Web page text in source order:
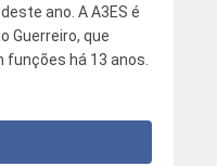
ano. A A3ES é
Guerreiro, que
há 13 anos.